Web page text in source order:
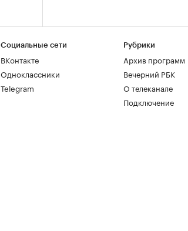
Социальные сети
ВКонтакте
Одноклассники
Telegram
Рубрики
Архив программ
Вечерний РБК
О телеканале
Подключение